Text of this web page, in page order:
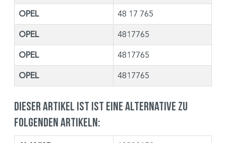
OPEL 48 17 765
OPEL 4817765
OPEL 4817765
OPEL 4817765
Dieser Artikel ist ist eine Alternative zu
folgenden Artikeln: